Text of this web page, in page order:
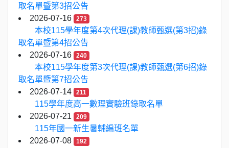
取名單暨第3招公告
2026-07-16
273
本校115學年度第4次代理(課)教師甄選(第3招)錄
取名單暨第4招公告
2026-07-16
240
本校115學年度第3次代理(課)教師甄選(第6招)錄
取名單暨第7招公告
2026-07-14
211
115學年度高一數理實驗班錄取名單
2026-07-21
209
115年國一新生暑輔編班名單
2026-07-08
192